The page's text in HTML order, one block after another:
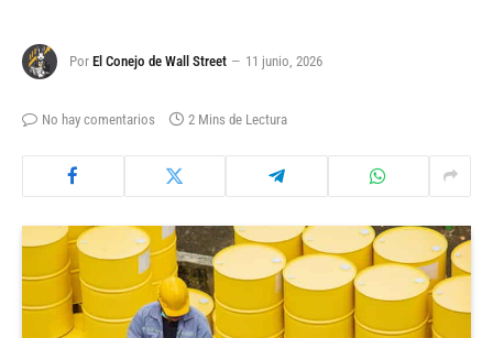
Por El Conejo de Wall Street 11 junio, 2026
No hay comentarios 2 Mins de Lectura